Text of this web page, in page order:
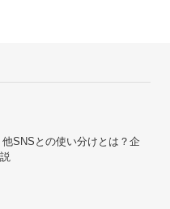
SNSとの使い分けとは？企